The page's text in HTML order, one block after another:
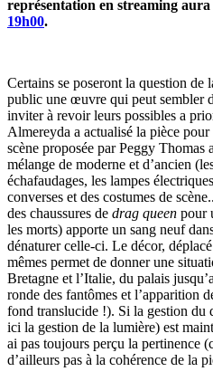
représentation en streaming aura
19h00.
Certains se poseront la question de
public une œuvre qui peut sembler
inviter à revoir leurs possibles a
Almereyda a actualisé la pièce
scène proposée par Peggy Thomas
mélange de moderne et d’ancien
échafaudages, les lampes
converses et des costumes de
des chaussures de drag queen pour
les morts) apporte un sang neuf
dénaturer celle-ci. Le décor,
mêmes permet de donner une
Bretagne et l’Italie, du palais
ronde des fantômes et l’apparition
fond translucide !). Si la gestion du
ici la gestion de la lumière) est
ai pas toujours perçu la pertinence
d’ailleurs pas à la cohérence de la